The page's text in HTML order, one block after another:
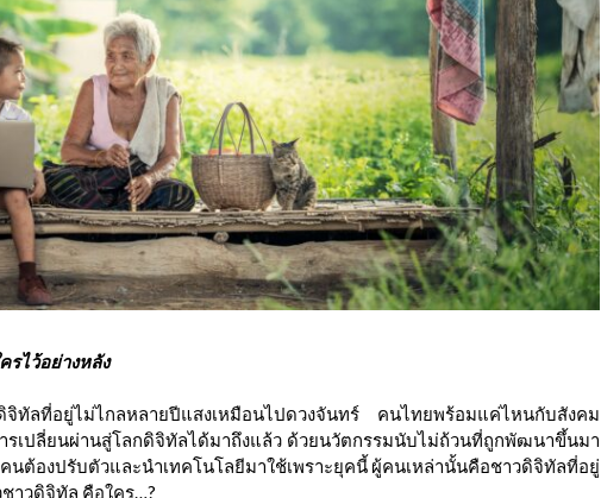
รไว้อย่างหลัง
ทัลที่อยู่ไม่ไกลหลายปีแสงเหมือนไปดวงจันทร์ คนไทยพร้อมแค่ไหนกับสังคม
เปลี่ยนผ่านสู่โลกดิจิทัลได้มาถึงแล้ว ด้วยนวัตกรรมนับไม่ถ้วนที่ถูกพัฒนาขึ้นมา
นต้องปรับตัวและนำเทคโนโลยีมาใช้เพราะยุคนี้ ผู้คนเหล่านั้นคือชาวดิจิทัลที่อยู่
าวดิจิทัล คือใคร…?